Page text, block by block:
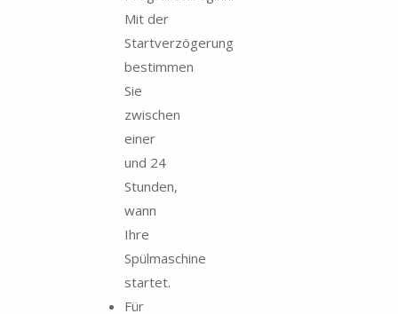
Mit der
Startverzögerung
bestimmen
Sie
zwischen
einer
und 24
Stunden,
wann
Ihre
Spülmaschine
startet.
Für